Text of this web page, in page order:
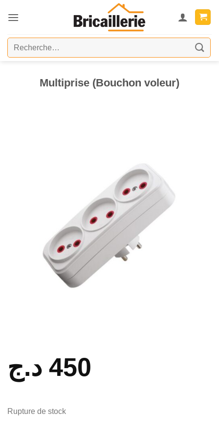
Recherche
pour :
Multiprise (Bouchon voleur)
450 د.ج
Rupture de stock